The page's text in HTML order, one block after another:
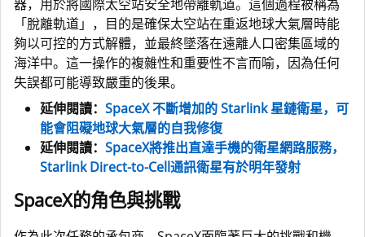
器，用於將國際太空站安全地帶離軌道。這個過程被稱為
「脫離軌道」，目的是確保太空站在重返地球大氣層時能
夠以可控的方式解體，並最終墜落在遠離人口密集區域的
海洋中。這一操作的複雜性和重要性不言而喻，因為任何
失誤都可能導致嚴重的後果。
延伸閱讀： SpaceX 不斷增加的 Starlink 星鏈衛星，可
能會阻礙地球大氣層的自我修復
延伸閱讀： SpaceX將推出直達手機的衛星網路服務，
Starlink Direct-to-Cell通訊衛星有於明年發射
SpaceX的角色與挑戰